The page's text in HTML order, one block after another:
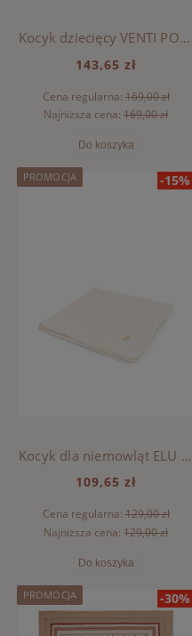
Kocyk dziecięcy VENTI POINTELLE Konges Sloejd Fanga Fontana - ANTIQUE WHITE
143,65 zł
Cena regularna:169,00 zł
Najniższa cena: 169,00 zł
Do koszyka
-15%
Kocyk dla niemowląt ELU Konges Sloejd Fanga Fontana - ANTIQUE WHITE
109,65 zł
Cena regularna:129,00 zł
Najniższa cena: 129,00 zł
Do koszyka
PROMOCJA
-30%
PROMOCJA